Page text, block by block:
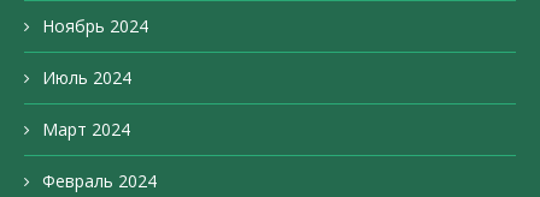
Ноябрь 2024
Июль 2024
Март 2024
Февраль 2024